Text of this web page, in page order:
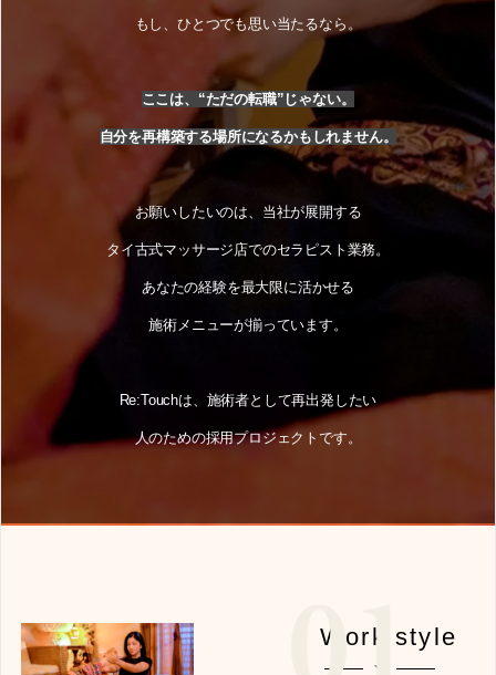
もし、ひとつでも思い当たるなら。
ここは、“ただの転職”じゃない。
自分を再構築する場所になるかもしれません。
お願いしたいのは、当社が展開する
タイ古式マッサージ店でのセラピスト業務。
あなたの経験を最大限に活かせる
施術メニューが揃っています。
Re:Touchは、施術者として再出発したい
人のための採用プロジェクトです。
Work style